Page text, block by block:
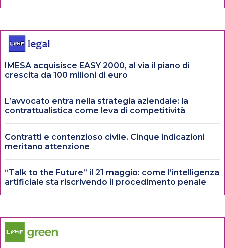
IMESA acquisisce EASY 2000, al via il piano di
crescita da 100 milioni di euro
L’avvocato entra nella strategia aziendale: la
contrattualistica come leva di competitività
Contratti e contenzioso civile. Cinque indicazioni
meritano attenzione
“Talk to the Future” il 21 maggio: come l’intelligenza
artificiale sta riscrivendo il procedimento penale